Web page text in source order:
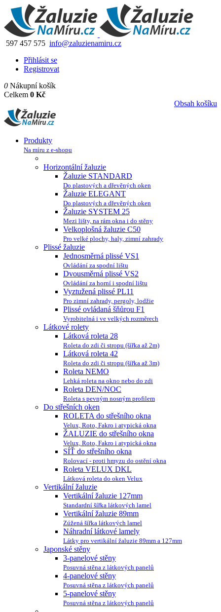
597 457 575 info@zaluzienamiru.cz
Přihlásit se
Registrovat
0 Nákupní košík
Celkem 0 Kč
Obsah košíku
Produkty
Na míru z e-shopu
Horizontální žaluzie
Žaluzie STANDARD
Do plastových a dřevěných oken
Žaluzie ELEGANT
Do plastových a dřevěných oken
Žaluzie SYSTEM 25
Mezi lišty, na rám okna i do stěny
Velkoplošná žaluzie C50
Pro velké plochy, haly, zimní zahrady
Plissé žaluzie
Jednosměrná plissé VS1
Ovládání za spodní lištu
Dvousměrná plissé VS2
Ovládání za horní i spodní lištu
Vyztužená plissé PL11
Pro zimní zahrady, pergoly, lodžie
Plissé ovládaná šňůrou F1
Vyrobitelná i ve velkých rozměrech
Látkové rolety
Látková roleta 28
Roleta do zdi či stropu (šířka až 2m)
Látková roleta 42
Roleta do zdi či stropu (šířka až 3m)
Roleta NEMO
Lehká roleta na okno nebo do zdi
Roleta DEN/NOC
Roleta s pevným nosným profilem
Do střešních oken
ROLETA do střešního okna
Velux, Roto, Fakro i atypická okna
ŽALUZIE do střešního okna
Velux, Roto, Fakro i atypická okna
SÍŤ do střešního okna
Rolovací - proti hmyzu do ostění okna
Roleta VELUX DKL
Látková roleta do oken Velux
Vertikální žaluzie
Vertikální žaluzie 127mm
Standardní šířka látkových lamel
Vertikální žaluzie 89mm
Zúžená šířka látkových lamel
Náhradní látkové lamely
Látky pro vertikální žaluzie 89mm a 127mm
Japonské stěny
3-panelové stěny
Posuvná stěna z látkových panelů
4-panelové stěny
Posuvná stěna z látkových panelů
5-panelové stěny
Posuvná stěna z látkových panelů